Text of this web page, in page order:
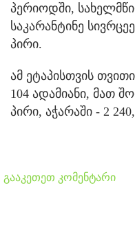
პერიოდში,
საკარანტინე
პირი.
ამ ეტაპისთვის
104 ადამიანი, მათ
პირი, აჭარაში - 2
გააკეთეთ კომენტარი